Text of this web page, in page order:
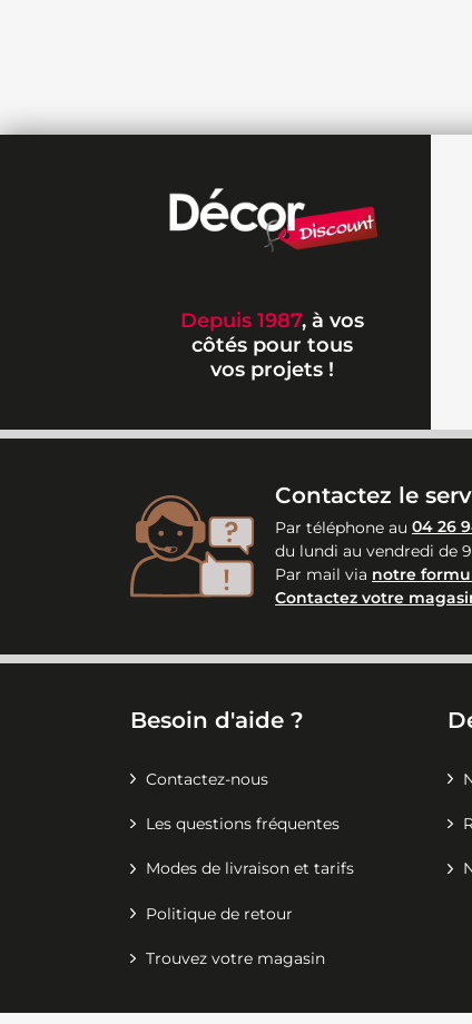
Depuis 1987, à vos
côtés pour tous
vos projets !
Contactez le
Par téléphone au 04 26
du lundi au vendredi de
Par mail via notre
Contactez votre
Besoin d'aide ?
Contactez-nous
Les questions fréquentes
Modes de livraison et tarifs
Politique de retour
Trouvez votre magasin